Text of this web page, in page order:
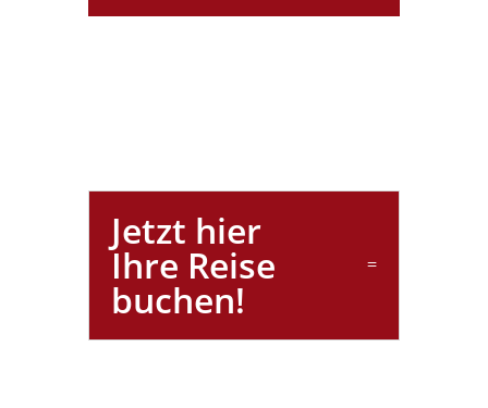
Jetzt hier
Ihre Reise
buchen!